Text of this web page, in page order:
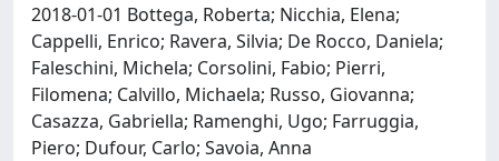
2018-01-01 Bottega, Roberta; Nicchia, Elena;
Cappelli, Enrico; Ravera, Silvia; De Rocco, Daniela;
Faleschini, Michela; Corsolini, Fabio; Pierri,
Filomena; Calvillo, Michaela; Russo, Giovanna;
Casazza, Gabriella; Ramenghi, Ugo; Farruggia,
Piero; Dufour, Carlo; Savoia, Anna